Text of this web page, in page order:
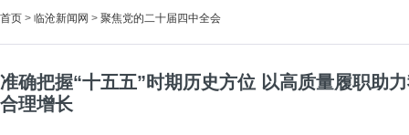
首页 > 临沧新闻网 > 聚焦党的二十届四中全会
准确把握“十五五”时期历史方位 以高质量履职助
合理增长